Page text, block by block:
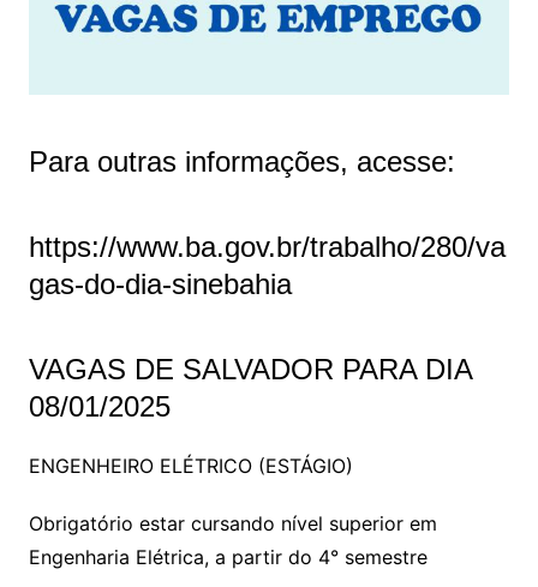
Para outras informações, acesse:
https://www.ba.gov.br/trabalho/280/va
gas-do-dia-sinebahia
VAGAS DE SALVADOR PARA DIA
08/01/2025
ENGENHEIRO ELÉTRICO (ESTÁGIO)
Obrigatório estar cursando nível superior em
Engenharia Elétrica, a partir do 4° semestre